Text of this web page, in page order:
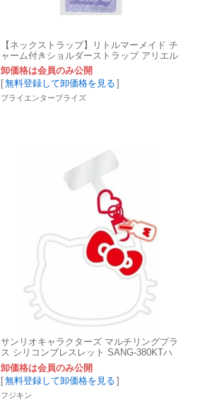
【ネックストラップ】リトルマーメイド チ
ャーム付きショルダーストラップ アリエル
卸価格は会員のみ公開
[無料登録して卸価格を見る ]
ブライエンタープライズ
サンリオキャラクターズ マルチリングプラ
ス シリコンブレスレット SANG-380KTハ
ローキティ
卸価格は会員のみ公開
[無料登録して卸価格を見る ]
フジキン